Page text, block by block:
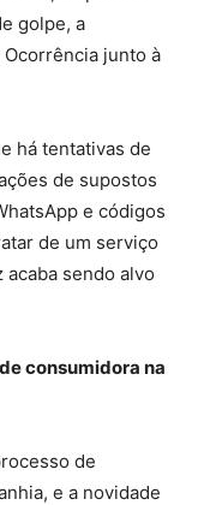
golpe, a
junto à
há tentativas de
de supostos
e códigos
de um serviço
sendo alvo
consumidora na
de
e a novidade